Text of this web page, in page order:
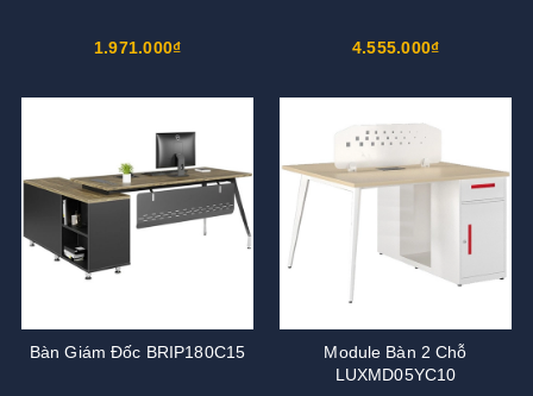
1.971.000₫ 4.555.000₫
Bàn Giám Đốc BRIP180C15
Module Bàn 2 Chỗ
LUXMD05YC10